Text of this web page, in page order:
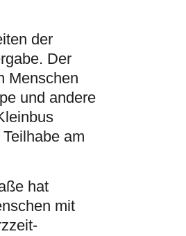
der
Der
Menschen
und andere
am
hat
mit